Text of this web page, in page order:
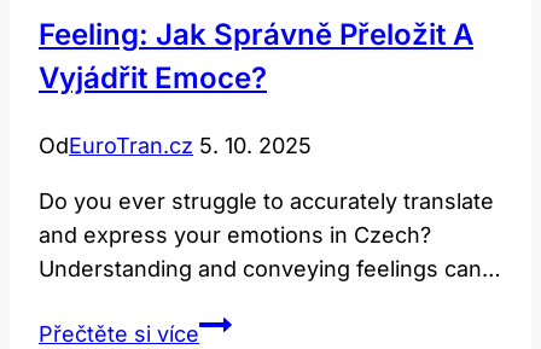
Feeling: Jak Správně Přeložit A
Vyjádřit Emoce?
OdEuroTran.cz 5. 10. 2025
Do you ever struggle to accurately translate
and express your emotions in Czech?
Understanding and conveying feelings can…
Přečtěte si víceFeeling: